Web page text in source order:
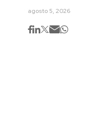
agosto 5, 2026